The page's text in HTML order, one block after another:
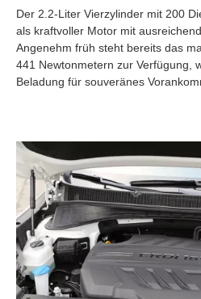
Der 2.2-Liter Vierzylinder mit 200
als kraftvoller Motor mit
Angenehm früh steht bereits das
441 Newtonmetern zur Verfügung,
Beladung für souveränes